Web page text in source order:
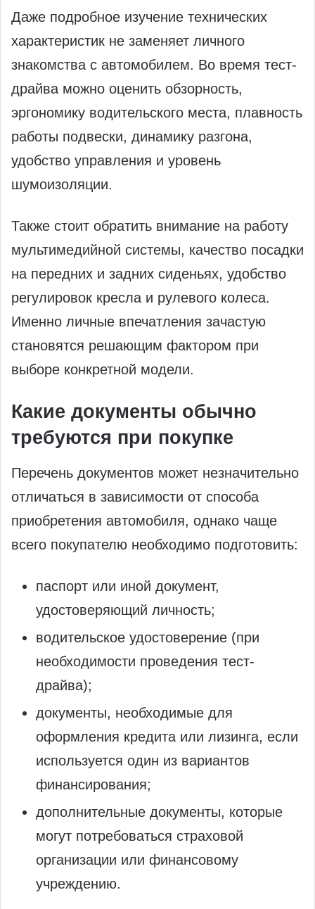
Даже подробное изучение технических
характеристик не заменяет личного
знакомства с автомобилем. Во время тест-
драйва можно оценить обзорность,
эргономику водительского места, плавность
работы подвески, динамику разгона,
удобство управления и уровень
шумоизоляции.
Также стоит обратить внимание на работу
мультимедийной системы, качество посадки
на передних и задних сиденьях, удобство
регулировок кресла и рулевого колеса.
Именно личные впечатления зачастую
становятся решающим фактором при
выборе конкретной модели.
Какие документы обычно
требуются при покупке
Перечень документов может незначительно
отличаться в зависимости от способа
приобретения автомобиля, однако чаще
всего покупателю необходимо подготовить:
паспорт или иной документ,
удостоверяющий личность;
водительское удостоверение (при
необходимости проведения тест-
драйва);
документы, необходимые для
оформления кредита или лизинга, если
используется один из вариантов
финансирования;
дополнительные документы, которые
могут потребоваться страховой
организации или финансовому
учреждению.